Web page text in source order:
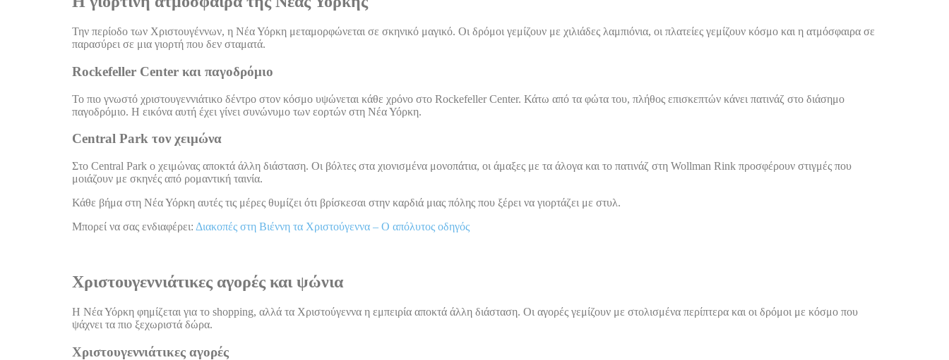
Την περίοδο των Χριστουγέννων, η Νέα Υόρκη μεταμορφώνεται σε σκηνικό μαγικό. Οι δρόμοι γεμίζουν με χιλιάδες λαμπιόνια, οι πλατείες γεμίζουν κόσμο και η ατμόσφαιρα σε
παρασύρει σε μια γιορτή που δεν σταματά.
Rockefeller Center και παγοδρόμιο
Το πιο γνωστό χριστουγεννιάτικο δέντρο στον κόσμο υψώνεται κάθε χρόνο στο Rockefeller Center. Κάτω από τα φώτα του, πλήθος επισκεπτών κάνει πατινάζ στο διάσημο
παγοδρόμιο. Η εικόνα αυτή έχει γίνει συνώνυμο των εορτών στη Νέα Υόρκη.
Central Park τον χειμώνα
Στο Central Park ο χειμώνας αποκτά άλλη διάσταση. Οι βόλτες στα χιονισμένα μονοπάτια, οι άμαξες με τα άλογα και το πατινάζ στη Wollman Rink προσφέρουν στιγμές που
μοιάζουν με σκηνές από ρομαντική ταινία.
Κάθε βήμα στη Νέα Υόρκη αυτές τις μέρες θυμίζει ότι βρίσκεσαι στην καρδιά μιας πόλης που ξέρει να γιορτάζει με στυλ.
Mπορεί να σας ενδιαφέρει: Διακοπές στη Βιέννη τα Χριστούγεννα – Ο απόλυτος οδηγός
Χριστουγεννιάτικες αγορές και ψώνια
Η Νέα Υόρκη φημίζεται για το shopping, αλλά τα Χριστούγεννα η εμπειρία αποκτά άλλη διάσταση. Οι αγορές γεμίζουν με στολισμένα περίπτερα και οι δρόμοι με κόσμο που
ψάχνει τα πιο ξεχωριστά δώρα.
Χριστουγεννιάτικες αγορές